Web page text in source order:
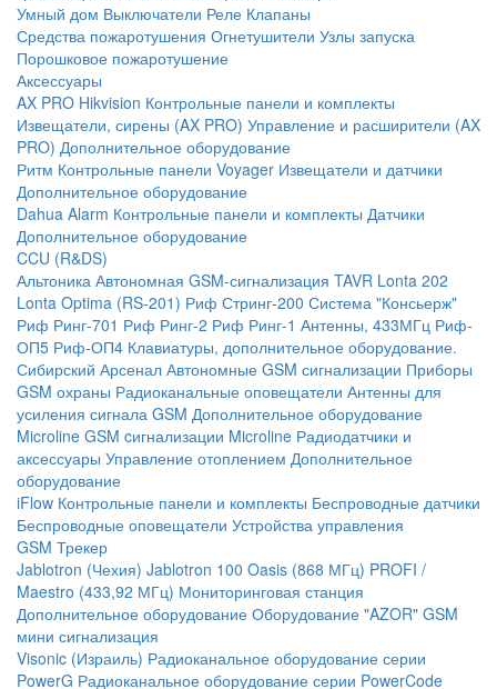
Умный дом Выключатели Реле Клапаны
Средства пожаротушения Огнетушители Узлы запуска
Порошковое пожаротушение
Аксессуары
AX PRO Hikvision Контрольные панели и комплекты
Извещатели, сирены (AX PRO) Управление и расширители (AX
PRO) Дополнительное оборудование
Ритм Контрольные панели Voyager Извещатели и датчики
Дополнительное оборудование
Dahua Alarm Контрольные панели и комплекты Датчики
Дополнительное оборудование
CCU (R&DS)
Альтоника Автономная GSM-сигнализация TAVR Lonta 202
Lonta Optima (RS-201) Риф Стринг-200 Система "Консьерж"
Риф Ринг-701 Риф Ринг-2 Риф Ринг-1 Антенны, 433МГц Риф-
ОП5 Риф-ОП4 Клавиатуры, дополнительное оборудование.
Сибирский Арсенал Автономные GSM сигнализации Приборы
GSM охраны Радиоканальные оповещатели Антенны для
усиления сигнала GSM Дополнительное оборудование
Microline GSM cигнализации Microline Радиодатчики и
аксессуары Управление отоплением Дополнительное
оборудование
iFlow Контрольные панели и комплекты Беспроводные датчики
Беспроводные оповещатели Устройства управления
GSM Трекер
Jablotron (Чехия) Jablotron 100 Oasis (868 МГц) PROFI /
Maestro (433,92 МГц) Мониторинговая станция
Дополнительное оборудование Оборудование "AZOR" GSM
мини сигнализация
Visonic (Израиль) Радиоканальное оборудование серии
PowerG Радиоканальное оборудование серии PowerCode